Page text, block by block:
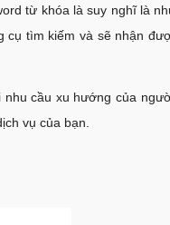
từ khóa là suy nghĩ là
cụ tìm kiếm và sẽ nhận
cầu xu hướng của
vụ của bạn.